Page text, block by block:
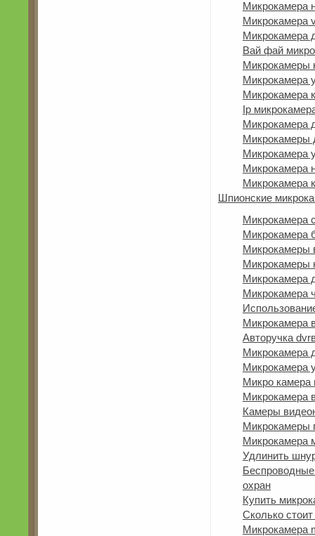
Микрокамера
Микрокамера
Микрокамера
Вай фай
Микрокамеры
Микрокамера
Микрокамера
Ip
Микрокамера
Микрокамеры
Микрокамера
Микрокамера
Микрокамера
Шпионские
Микрокамера
Микрокамера
Микрокамеры
Микрокамеры
Микрокамера
Микрокамера
Микрокамера
Авторучка
Микрокамера
Микрокамера
Микро камера
Микрокамера
Камеры
Микрокамеры
Микрокамера
Удлинить
охран
Купить
Сколько
Микрокамера